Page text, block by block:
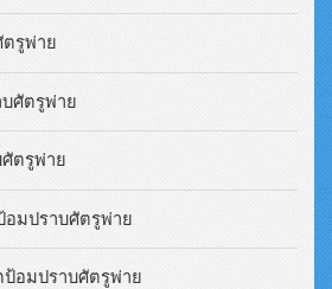
รูพ่าย
ศัตรูพ่าย
ตรูพ่าย
มปราบศัตรูพ่าย
อมปราบศัตรูพ่าย